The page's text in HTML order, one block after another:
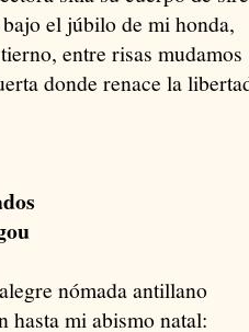
el júbilo de mi honda,
entre risas mudamos
donde renace la
nómada antillano
hasta mi abismo natal: